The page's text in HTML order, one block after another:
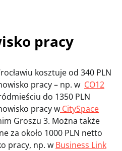
pracy
kosztuje od 340 PLN
pracy – np. w CO12
do 1350 PLN
pracy w CitySpace
Groszu 3. Można także
za około 1000 PLN netto
pracy, np. w Business Link